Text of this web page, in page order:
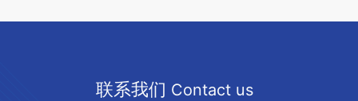
联系我们 Contact us